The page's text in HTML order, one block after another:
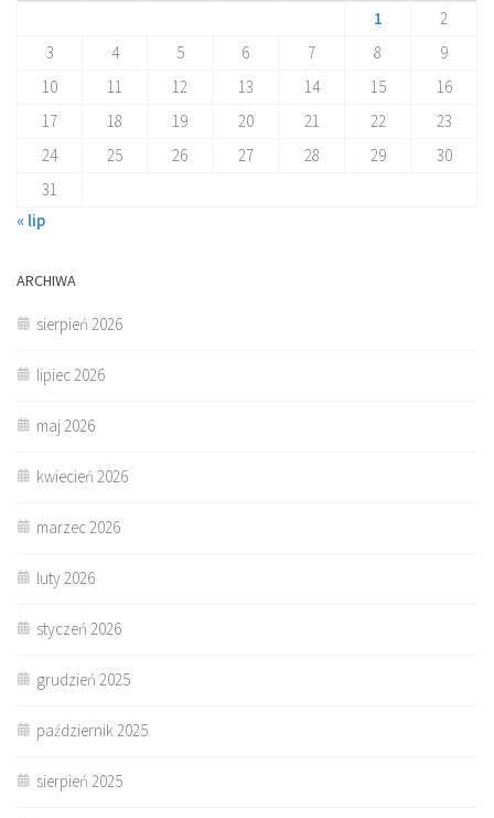
1
2
3
4 5 6 7 8
9
10
11 12 13 14 15
16
17
18 19 20 21 22
23
24
25 26 27 28 29
30
31
« lip
ARCHIWA
sierpień 2026
lipiec 2026
maj 2026
kwiecień 2026
marzec 2026
luty 2026
styczeń 2026
grudzień 2025
październik 2025
sierpień 2025